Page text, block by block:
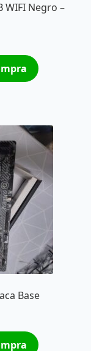
WIFI Negro –
Base